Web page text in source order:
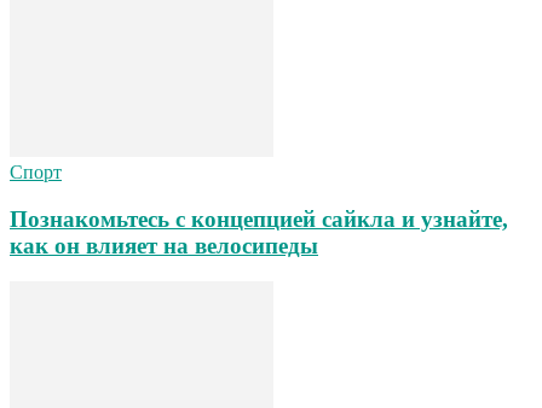
Спорт
Познакомьтесь с концепцией сайкла и узнайте,
как он влияет на велосипеды